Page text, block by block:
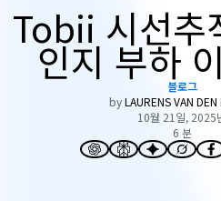
Tobii 시선추
인지 부하블로그
by LAURENS VAN DEN
10월 21일, 2025
6 분